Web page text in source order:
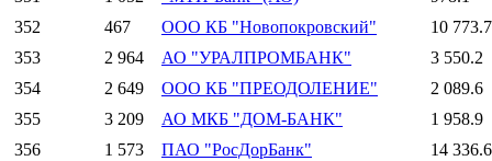
352
467 ООО КБ "Новопокровский"
10 773.7
353
2 964 АО "УРАЛПРОМБАНК"
3 550.2
354
2 649 ООО КБ "ПРЕОДОЛЕНИЕ"
2 089.6
355
3 209 АО МКБ "ДОМ-БАНК"
1 958.9
356
1 573 ПАО "РосДорБанк"
14 336.6